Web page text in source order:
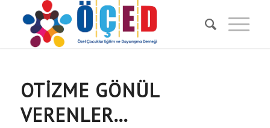
OTİZME GÖNÜL
VERENLER…